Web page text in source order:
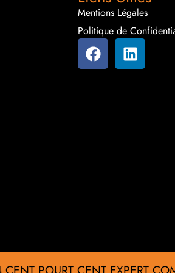
Mentions Légales
Politique de